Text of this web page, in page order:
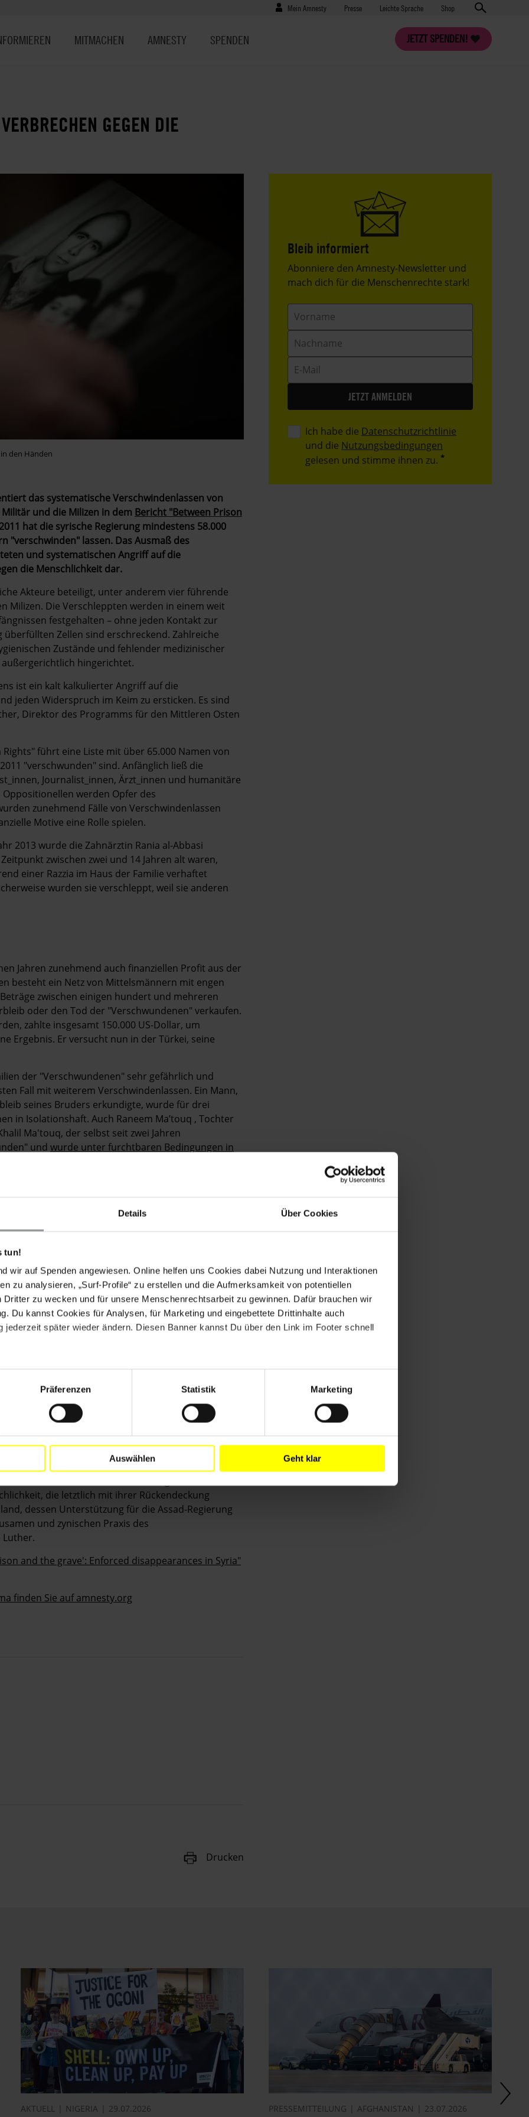
Details Über Cookies
tun!
wir auf Spenden angewiesen. Online helfen uns Cookies dabei Nutzung und Interaktionen
zu analysieren, „Surf-Profile“ zu erstellen und die Aufmerksamkeit von potentiellen
Dritter zu wecken und für unsere Menschenrechtsarbeit zu gewinnen. Dafür brauchen wir
Du kannst Cookies für Analysen, für Marketing und eingebettete Drittinhalte auch
jederzeit später wieder ändern. Diesen Banner kannst Du über den Link im Footer schnell
Präferenzen Statistik Marketing
Auswählen Geht klar
Benutzermenü
Mein Amnesty Presse
Presse Leichte Sprache Shop
JETZT SPENDEN!
MITMACHEN AMNESTY SPENDEN
GEGEN DIE
den Händen
das systematische Verschwindenlassen von
und die Milizen in dem Bericht "Between Prison
hat die syrische Regierung mindestens 58.000
"verschwinden" lassen. Das Ausmaß des
und systematischen Angriff auf die
die Menschlichkeit dar.
Akteure beteiligt, unter anderem vier führende
Milizen. Die Verschleppten werden in einem weit
festgehalten – ohne jeden Kontakt zur
Zellen sind erschreckend. Zahlreiche
Zustände und fehlender medizinischer
hingerichtet.
ist ein kalt kalkulierter Angriff auf die
jeden Widerspruch im Keim zu ersticken. Es sind
Direktor des Programms für den Mittleren Osten
führt eine Liste mit über 65.000 Namen von
"verschwunden" sind. Anfänglich ließ die
Journalist_innen, Ärzt_innen und humanitäre
werden Opfer des
zunehmend Fälle von Verschwindenlassen
Motive eine Rolle spielen.
2013 wurde die Zahnärztin Rania al-Abbasi
zwischen zwei und 14 Jahren alt waren,
einer Razzia im Haus der Familie verhaftet
wurden sie verschleppt, weil sie anderen
Jahren zunehmend auch finanziellen Profit aus der
besteht ein Netz von Mittelsmännern mit engen
zwischen einigen hundert und mehreren
oder den Tod der "Verschwundenen" verkaufen.
zahlte insgesamt 150.000 US-Dollar, um
Ergebnis. Er versucht nun in der Türkei, seine
der "Verschwundenen" sehr gefährlich und
Fall mit weiterem Verschwindenlassen. Ein Mann,
seines Bruders erkundigte, wurde für drei
in Isolationshaft. Auch Raneem Ma’touq , Tochter
Ma'touq, der selbst seit zwei Jahren
und wurde unter furchtbaren Bedingungen in
keine andere Wahl, als sich an die
den Verbleib der "Verschwundenen" anzustellen,
werden. Ein Damaszener Anwalt äußerte
von "Verschwundenen" eine Melkkuh für die
Einnahmequelle, auf die es angewiesen ist"
brutalen Kampagne der syrischen Regierung. Es
zu setzen. Die Regierung muss den
zu beenden, die Familien über den Verbleib ihrer
und bedingungslos alle, die wegen der
der Haft zu entlassen", fordert Philip Luther.
2139 verabschiedet, die fordert, das
zur Umsetzung sind indes bis heute
des Verschwindenlassens in Syrien nicht helfen.
Strafgerichtshof weiterleiten und gezielte
fordert Philip Luther.
Russland und Iran, können ihre Augen vor den
die letztlich mit ihrer Rückendeckung
dessen Unterstützung für die Assad-Regierung
und zynischen Praxis des
Luther.
and the grave': Enforced disappearances in Syria"
finden Sie auf amnesty.org
Drucken
Bleib informiert
Header
Text
Abonniere den Amnesty-Newsletter und
mach dich für die Menschenrechte stark!
Vorname
Nachname
E-
Mail
Ich habe die Datenschutzrichtlinie
und die Nutzungsbedingungen
gelesen und stimme ihnen zu.
AKTUELL NIGERIA 29.07.2026 PRESSEMITTEILUNG AFGHANISTAN 23.07.2026